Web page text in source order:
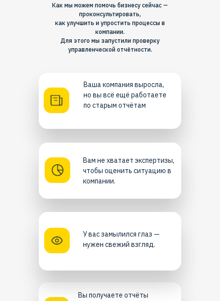
Ваша компания выросла,
но вы всё ещё работаете
по старым отчётам
Вы получаете отчёты
Вам не хватает экспертизы,
чтобы оценить ситуацию в
компании.
У вас замылился глаз —
нужен свежий взгляд.
Как мы можем помочь бизнесу сейчас —
проконсультировать,
как улучшить и упростить процессы в
компании.
Для этого мы запустили проверку
управленческой отчётности.